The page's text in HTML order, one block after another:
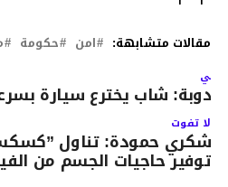
مقالات متشابهة: امن حكومة
شاب يخترع سيارة بسرعة 110
لا تفوت
شكري حمودة: تناول
توفير حاجيات الجسم من